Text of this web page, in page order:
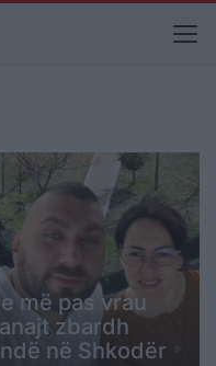
më pas vrau
zbardh
në Shkodër